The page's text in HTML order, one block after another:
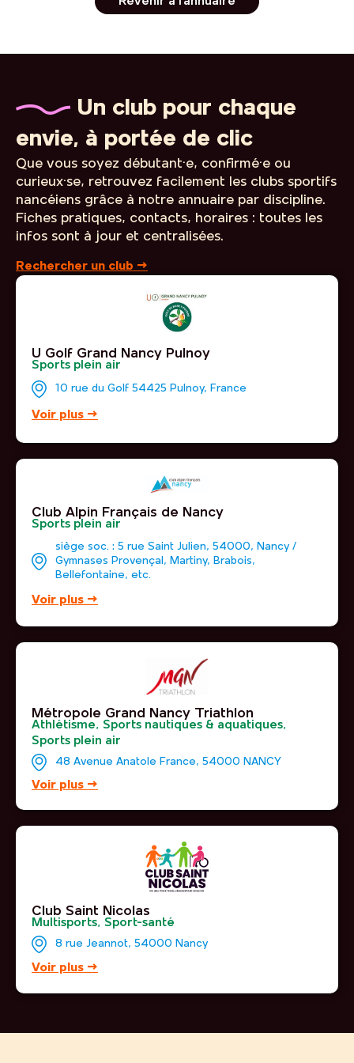
Un club pour chaque
envie, à portée de clic
Que vous soyez débutant·e, confirmé·e ou
curieux·se, retrouvez facilement les clubs sportifs
nancéiens grâce à notre annuaire par discipline.
Fiches pratiques, contacts, horaires : toutes les
infos sont à jour et centralisées.
Rechercher un club →
U Golf Grand Nancy Pulnoy
Sports plein air
10 rue du Golf 54425 Pulnoy, France
Voir plus →
Club Alpin Français de Nancy
Sports plein air
siège soc. : 5 rue Saint Julien, 54000, Nancy /
Gymnases Provençal, Martiny, Brabois,
Bellefontaine, etc.
Voir plus →
Métropole Grand Nancy Triathlon
Athlétisme, Sports nautiques & aquatiques,
Sports plein air
48 Avenue Anatole France, 54000 NANCY
Voir plus →
Club Saint Nicolas
Multisports, Sport-santé
8 rue Jeannot, 54000 Nancy
Voir plus →